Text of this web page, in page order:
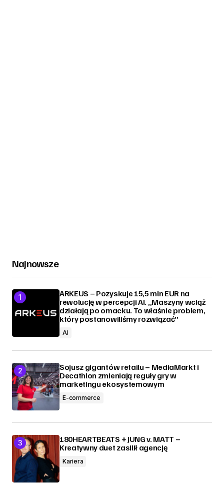
Najnowsze
ARKEUS – Pozyskuje 15,5 mln EUR na
rewolucję w percepcji AI. „Maszyny wciąż
działają po omacku. To właśnie problem,
który postanowiliśmy rozwiązać”
AI
Sojusz gigantów retailu – MediaMarkt i
Decathlon zmieniają reguły gry w
marketingu ekosystemowym
E-commerce
180HEARTBEATS + JUNG v. MATT –
Kreatywny duet zasilił agencję
Kariera